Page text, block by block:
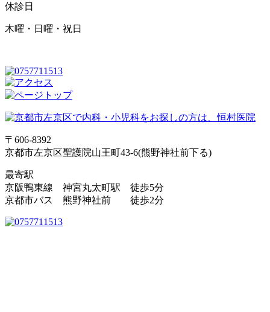
休診日
木曜・日曜・祝日
〒606-8392
京都市左京区聖護院山王町43-6(熊野神社前下る)
最寄駅
京阪鴨東線 神宮丸太町駅 徒歩5分
京都市バス 熊野神社前 徒歩2分